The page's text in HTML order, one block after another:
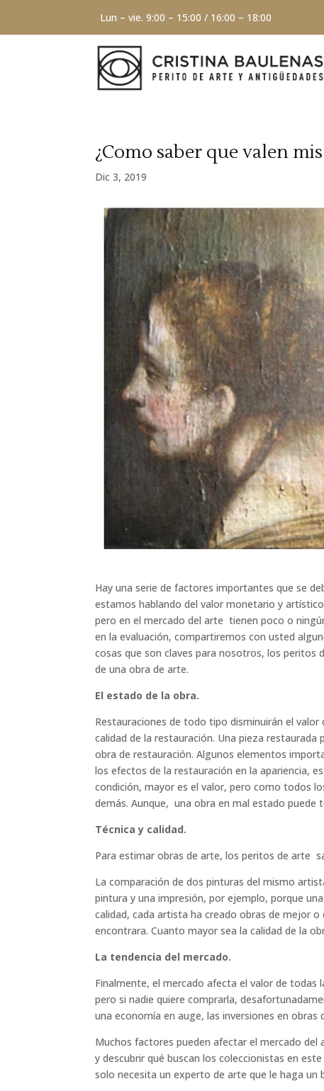
Lun – vie. 9:00 – 15:00 / 16:00 – 18:00
¿Como saber que valen
Dic 3, 2019
Hay una serie de factores importantes que se
estamos hablando del valor monetario y
pero en el mercado del arte tienen poco o
en la evaluación, compartiremos con usted
cosas que son claves para nosotros, los peritos
de una obra de arte.
El estado de la obra.
Restauraciones de todo tipo disminuirán el
calidad de la restauración. Una pieza
obra de restauración. Algunos elementos
los efectos de la restauración en la apariencia,
condición, mayor es el valor, pero como todos
demás. Aunque, una obra en mal estado puede
Técnica y calidad.
Para estimar obras de arte, los peritos de arte
La comparación de dos pinturas del mismo
pintura y una impresión, por ejemplo, porque
calidad, cada artista ha creado obras de mejor
encontrara. Cuanto mayor sea la calidad de la
La tendencia del mercado.
Finalmente, el mercado afecta el valor de todas
pero si nadie quiere comprarla,
una economía en auge, las inversiones en obras
Muchos factores pueden afectar el mercado
y descubrir qué buscan los coleccionistas en
solo necesita un experto de arte que le haga un